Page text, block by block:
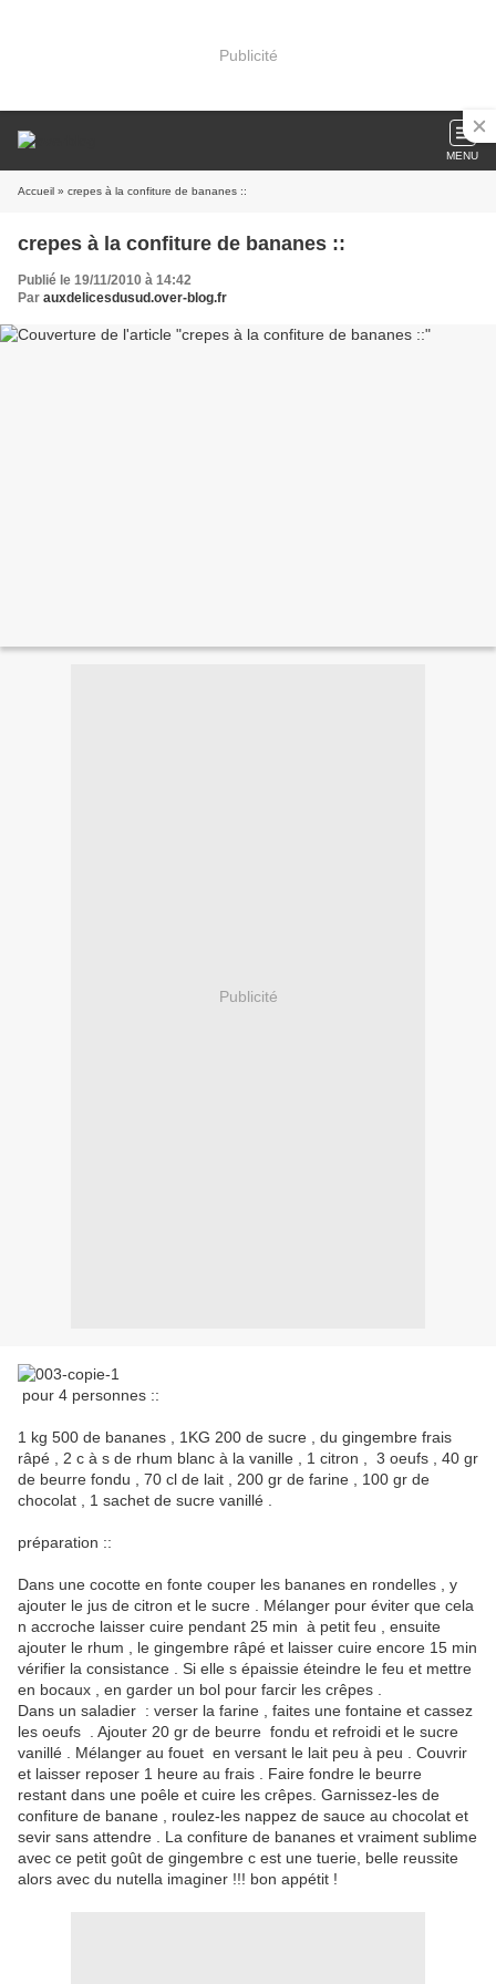
Publicité
MENU
Accueil » crepes à la confiture de bananes ::
crepes à la confiture de bananes ::
Publié le 19/11/2010 à 14:42
Par auxdelicesdusud.over-blog.fr
Publicité
pour 4 personnes ::
1 kg 500 de bananes , 1KG 200 de sucre , du gingembre frais
râpé , 2 c à s de rhum blanc à la vanille , 1 citron , 3 oeufs , 40 gr
de beurre fondu , 70 cl de lait , 200 gr de farine , 100 gr de
chocolat , 1 sachet de sucre vanillé .
préparation ::
Dans une cocotte en fonte couper les bananes en rondelles , y
ajouter le jus de citron et le sucre . Mélanger pour éviter que cela
n accroche laisser cuire pendant 25 min à petit feu , ensuite
ajouter le rhum , le gingembre râpé et laisser cuire encore 15 min
vérifier la consistance . Si elle s épaissie éteindre le feu et mettre
en bocaux , en garder un bol pour farcir les crêpes .
Dans un saladier : verser la farine , faites une fontaine et cassez
les oeufs . Ajouter 20 gr de beurre fondu et refroidi et le sucre
vanillé . Mélanger au fouet en versant le lait peu à peu . Couvrir
et laisser reposer 1 heure au frais . Faire fondre le beurre
restant dans une poêle et cuire les crêpes. Garnissez-les de
confiture de banane , roulez-les nappez de sauce au chocolat et
sevir sans attendre . La confiture de bananes et vraiment sublime
avec ce petit goût de gingembre c est une tuerie, belle reussite
alors avec du nutella imaginer !!! bon appétit !